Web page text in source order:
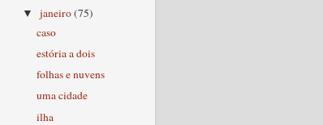
▼janeiro(75)
caso
estória a dois
folhas e nuvens
uma cidade
ilha